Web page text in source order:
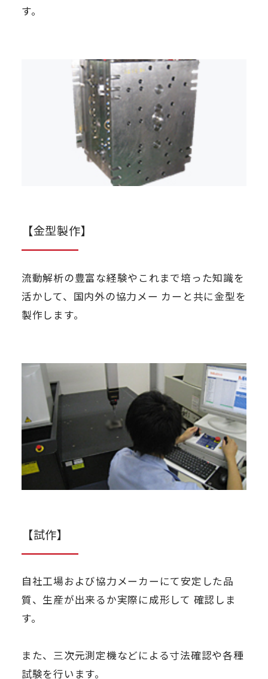
す。
【金型製作】
流動解析の豊富な経験やこれまで培った知識を
活かして、国内外の協力メー カーと共に金型を
製作します。
【試作】
自社工場および協力メーカーにて安定した品
質、生産が出来るか実際に成形して 確認しま
す。
また、三次元測定機などによる寸法確認や各種
試験を行います。